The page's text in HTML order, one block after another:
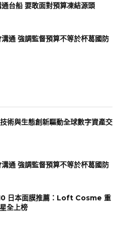
台船 要敢面對預算凍結源頭
通 強調監督預算不等於杯葛國防
術與生態創新驅動全球數字資產交
通 強調監督預算不等於杯葛國防
日本面膜推薦：Loft Cosme 重
全上榜